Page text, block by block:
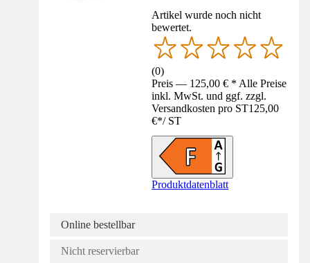
Artikel wurde noch nicht
bewertet.
(0)
Preis — 125,00 € * Alle Preise
inkl. MwSt. und ggf. zzgl.
Versandkosten pro ST125,00
€*/ ST
Produktdatenblatt
Online bestellbar
Nicht reservierbar